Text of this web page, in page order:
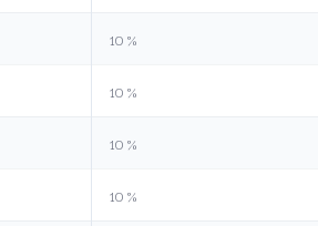
10 %
10 %
10 %
10 %